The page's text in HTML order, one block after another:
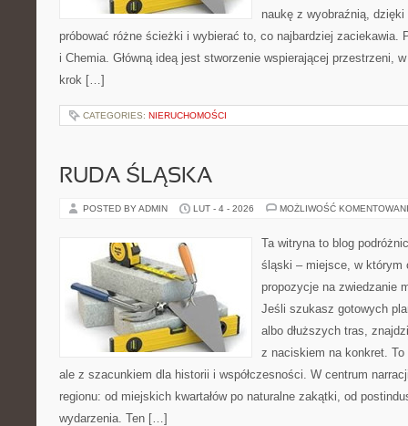
naukę z wyobraźnią,
próbować różne ścieżki i wybierać to, co najbardziej zaciekawia.
i Chemia. Główną ideą jest stworzenie wspierającej przestrzeni,
krok […]
CATEGORIES: NIERUCHOMOŚCI
RUDA ŚLĄSKA
POSTED BY ADMIN LUT - 4 - 2026 MOŻLIWOŚĆ
Ta witryna to blog
śląski – miejsce, w którym
propozycje na zwiedzanie
Jeśli szukasz gotowych
albo dłuższych tras,
z naciskiem na konkret.
ale z szacunkiem dla historii i współczesności. W centrum
regionu: od miejskich kwartałów po naturalne zakątki, od
wydarzenia. Ten […]